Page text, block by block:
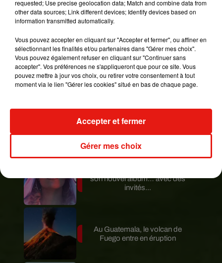
Publié : 2 février 2021 à 8h54 par TD
acteurs du tourisme.
Guatemala : l'éruption du volcan
de Fuego est terminée
Le fourmilier géant fait son retour
en Argentine, et en pleine...
son nouvel album… avec des
invités...
Au Guatemala, le volcan de
Fuego entre en éruption
requested; Use precise geolocation data; Match and combine data from
other data sources; Link different devices; Identify devices based on
information transmitted automatically.
Vous pouvez accepter en cliquant sur "Accepter et fermer", ou affiner en
sélectionnant les finalités et/ou partenaires dans "Gérer mes choix".
Vous pouvez également refuser en cliquant sur "Continuer sans
accepter". Vos préférences ne s'appliqueront que pour ce site. Vous
pouvez mettre à jour vos choix, ou retirer votre consentement à tout
moment via le lien "Gérer les cookies" situé en bas de chaque page.
Gérer mes choix
Accepter et fermer